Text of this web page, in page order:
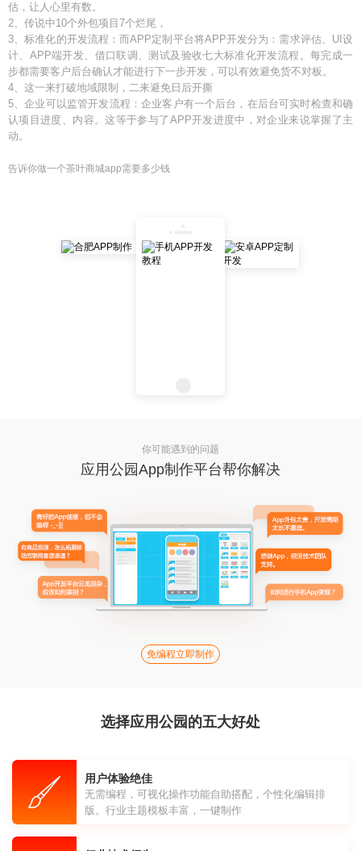
估，让人心里有数。
2、传说中10个外包项目7个烂尾，
3、标准化的开发流程：而APP定制平台将APP开发分为：需求评估、UI设
计、APP端开发、借口联调、测试及验收七大标准化开发流程。每完成一
步都需要客户后台确认才能进行下一步开发，可以有效避免货不对板。
4、这一来打破地域限制，二来避免日后开撕
5、企业可以监管开发流程：企业客户有一个后台，在后台可实时检查和确
认项目进度、内容。这等于参与了APP开发进度中，对企业来说掌握了主
动。
告诉你做一个茶叶商城app需要多少钱
你可能遇到的问题
应用公园App制作平台帮你解决
免编程立即制作
选择应用公园的五大好处
用户体验绝佳
无需编程，可视化操作功能自助搭配，个性化编辑排
版。行业主题模板丰富，一键制作